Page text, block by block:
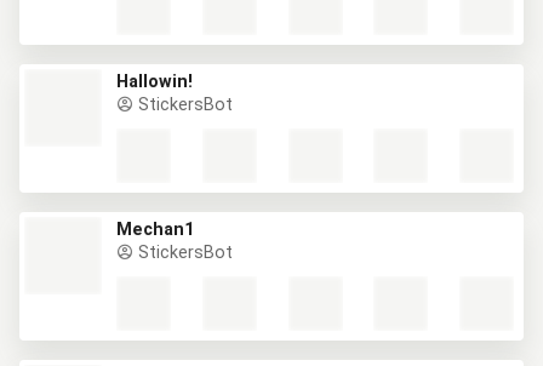
Hallowin!
StickersBot
Mechan1
StickersBot